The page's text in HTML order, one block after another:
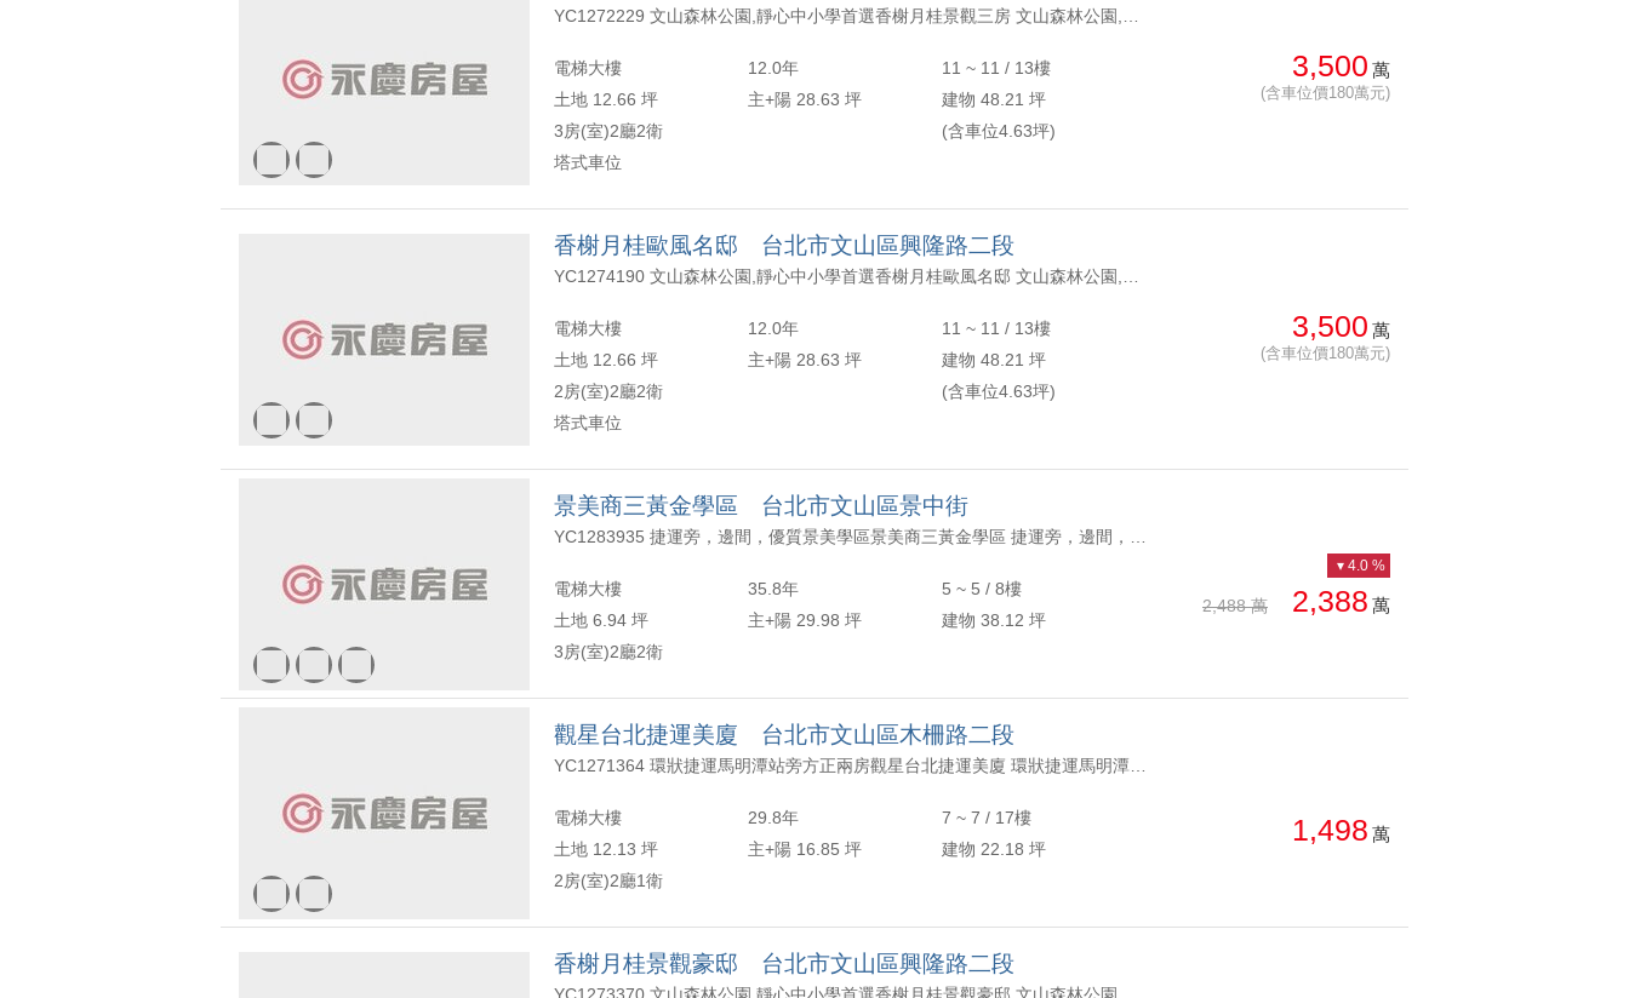
電梯大樓 12.0年
11 ~ 11 / 13樓
土地 12.66 坪
主+陽 28.63 坪
建物 48.21 坪
3房(室)2廳2衛
(含車位4.63坪)
塔式車位
3,500 萬
(含車位價180萬元)
香榭月桂歐風名邸 台北市文山區興隆路二段
電梯大樓 12.0年
11 ~ 11 / 13樓
土地 12.66 坪
主+陽 28.63 坪
建物 48.21 坪
2房(室)2廳2衛
(含車位4.63坪)
塔式車位
3,500 萬
(含車位價180萬元)
景美商三黃金學區 台北市文山區景中街
電梯大樓 35.8年
5 ~ 5 / 8樓
土地 6.94 坪
主+陽 29.98 坪
建物 38.12 坪
3房(室)2廳2衛
2,488 萬 2,388 萬
4.0 %
觀星台北捷運美廈 台北市文山區木柵路二段
電梯大樓 29.8年
7 ~ 7 / 17樓
土地 12.13 坪
主+陽 16.85 坪
建物 22.18 坪
2房(室)2廳1衛
1,498 萬
香榭月桂景觀豪邸 台北市文山區興隆路二段